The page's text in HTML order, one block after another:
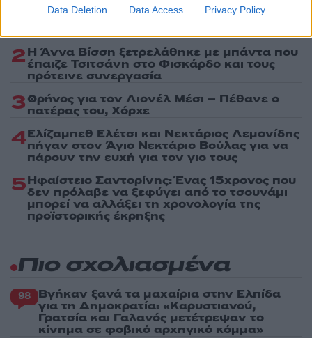
Data Deletion Data Access Privacy Policy
Κωνσταντίνος Αργυρός και Αλεξάνδρα
Νίκα κάνουν διακοπές με πολυτελές γιοτ
2Η Άννα Βίσση ξετρελάθηκε με μπάντα που
έπαιζε Τσιτσάνη στο Φισκάρδο και τους
πρότεινε συνεργασία
3Θρήνος για τον Λιονέλ Μέσι – Πέθανε ο
πατέρας του, Χόρχε
4Ελίζαμπεθ Ελέτσι και Νεκτάριος Λεμονίδης
πήγαν στον Άγιο Νεκτάριο Βούλας για να
πάρουν την ευχή για τον γιο τους
5Ηφαίστειο Σαντορίνης: Ένας 15χρονος που
δεν πρόλαβε να ξεφύγει από το τσουνάμι
μπορεί να αλλάξει τη χρονολογία της
προϊστορικής έκρηξης
Πιο σχολιασμένα
98 Βγήκαν ξανά τα μαχαίρια στην Ελπίδα
για τη Δημοκρατία: «Καρυστιανού,
Γρατσία και Γαλανός μετέτρεψαν το
κίνημα σε φοβικό αρχηγικό κόμμα»